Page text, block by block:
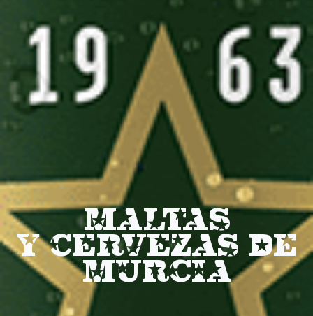
MALTAS
Y CERVEZAS DE
MURCIA